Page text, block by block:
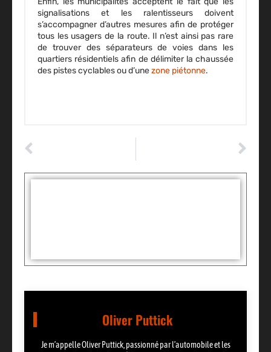
signalisations et les ralentisseurs doivent
s’accompagner d’autres mesures afin de protéger
tous les usagers de la route. Il n’est ainsi pas rare
de trouver des séparateurs de voies dans les
quartiers résidentiels afin de délimiter la chaussée
des pistes cyclables ou d’unezone piétonne.
Oliver Puttick
Je m’appelle Oliver Puttick, passionné par l’automobile et les